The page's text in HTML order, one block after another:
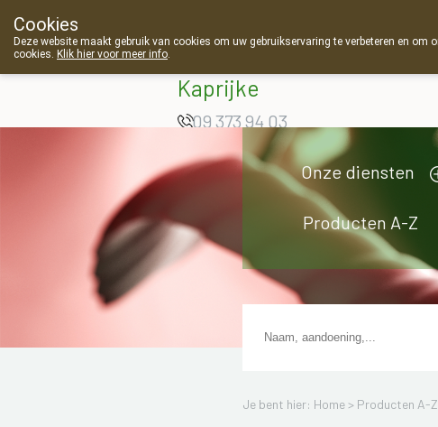
Apotheek Van
Kaprijke
09 373 94 03
Onze diensten
Producten A-Z
Je bent hier: Home > Producten A-Z
Cookies
Deze website maakt gebruik van cookies om uw gebruikservaring te verbeteren en
cookies. Klik hier voor meer info.